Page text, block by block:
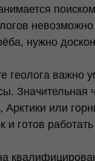
нужно
геолога важно
Значительная
Арктики или
и готов